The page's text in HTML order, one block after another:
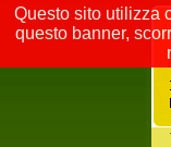
Questo sito utilizza
questo banner,